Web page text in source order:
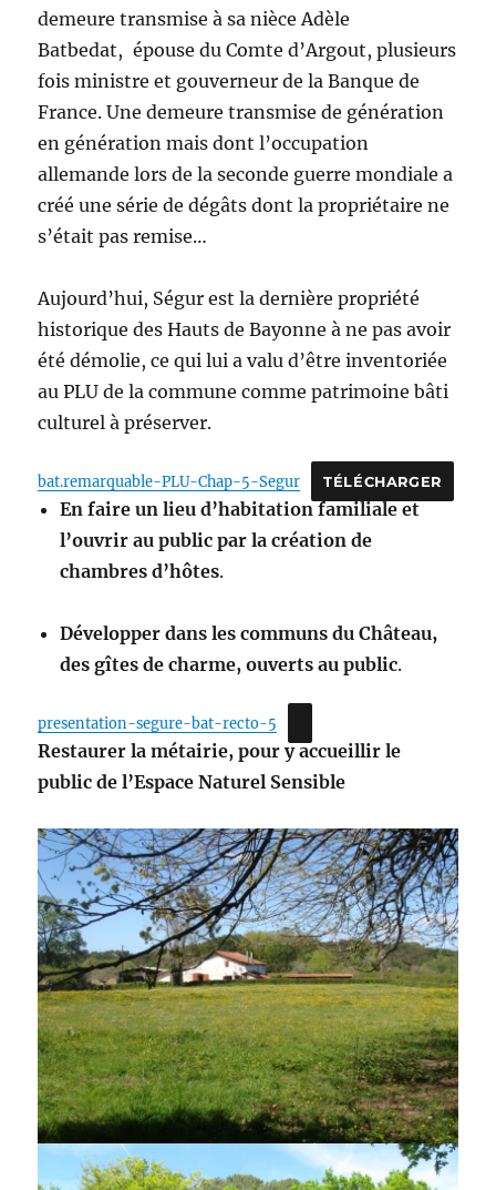
demeure transmise à sa nièce Adèle
Batbedat, épouse du Comte d’Argout, plusieurs
fois ministre et gouverneur de la Banque de
France. Une demeure transmise de génération
en génération mais dont l’occupation
allemande lors de la seconde guerre mondiale a
créé une série de dégâts dont la propriétaire ne
s’était pas remise…
Aujourd’hui, Ségur est la dernière propriété
historique des Hauts de Bayonne à ne pas avoir
été démolie, ce qui lui a valu d’être inventoriée
au PLU de la commune comme patrimoine bâti
culturel à préserver.
bat.remarquable-PLU-Chap-5-Segur TÉLÉCHARGER
En faire un lieu d’habitation familiale et
l’ouvrir au public par la création de
chambres d’hôtes.
Développer dans les communs du Château,
des gîtes de charme, ouverts au public.
presentation-segure-bat-recto-5
Restaurer la métairie, pour y accueillir le
public de l’Espace Naturel Sensible